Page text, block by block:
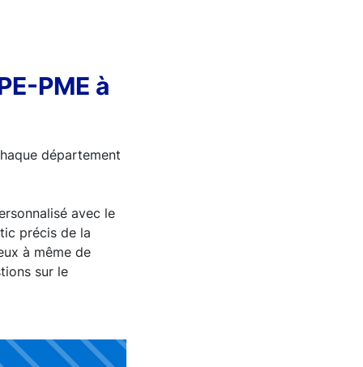
PME à
département
avec le
précis de la
à même de
sur le